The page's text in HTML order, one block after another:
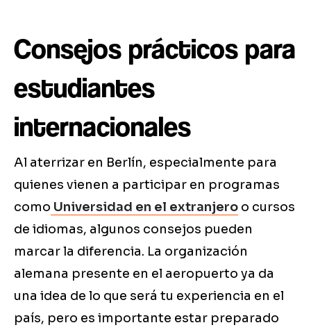
Consejos prácticos para
estudiantes
internacionales
Al aterrizar en Berlín, especialmente para
quienes vienen a participar en programas
como Universidad en el extranjero o cursos
de idiomas, algunos consejos pueden
marcar la diferencia. La organización
alemana presente en el aeropuerto ya da
una idea de lo que será tu experiencia en el
país, pero es importante estar preparado